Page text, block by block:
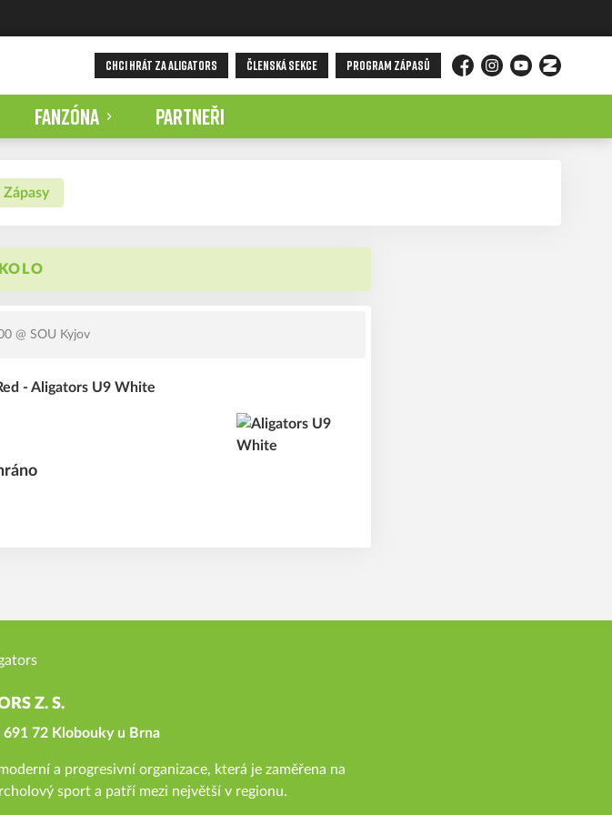
CHCI HRÁT ZA ALIGATORS ČLENSKÁ SEKCE PROGRAM ZÁPASŮ
FacebookInstagramYouTubeZonerama
FANZÓNA PARTNEŘI
Zápasy
@ SOU Kyjov
- Aligators U9 White
Z. S.
72 Klobouky u Brna
a progresivní organizace, která je zaměřena na
sport a patří mezi největší v regionu.